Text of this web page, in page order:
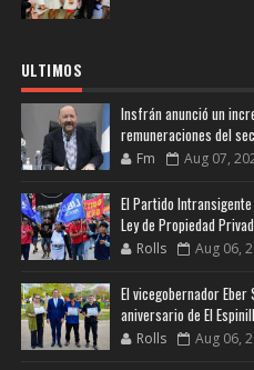
ULTIMOS
Insfrán anunció un
remuneraciones del
Fm Aug 07,
El Partido
Ley de Propiedad
Rolls Aug 06,
El vicegobernador
aniversario de El
Rolls Aug 06,